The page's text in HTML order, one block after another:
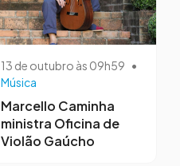
13 de outubro às 09h59 •
Música
Marcello Caminha
ministra Oficina de
Violão Gaúcho